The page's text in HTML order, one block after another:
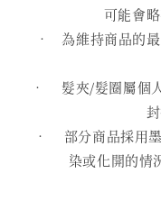
可能會
• 為維持商品的最
• 髮夾/髮圈屬個人
• 部分商品採用墨
染或化開的情